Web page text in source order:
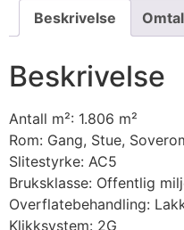
Beskrivelse
Beskrivelse
Antall m²: 1.806 m²
Rom: Gang, Stue,
Slitestyrke: AC5
Bruksklasse: Offentlig
Overflatebehandling:
Klikksystem: 2G